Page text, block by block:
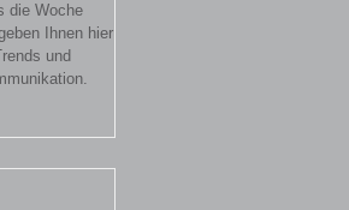
die Woche
Ihnen hier
und